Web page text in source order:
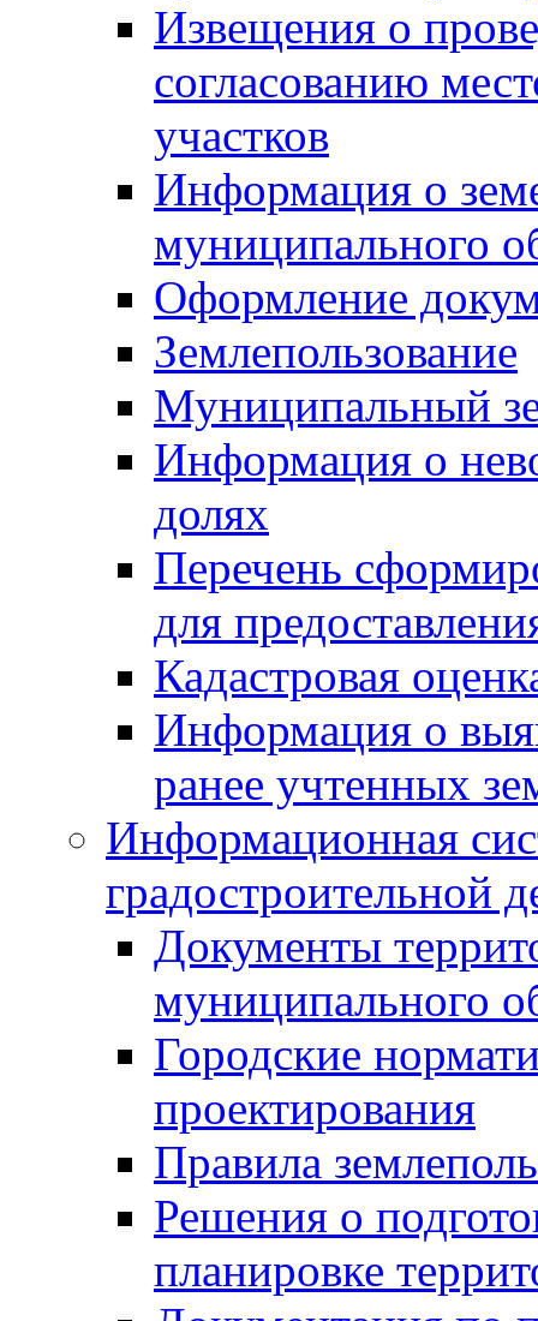
Извещения о
согласованию
участков
Информация о
муниципального
Оформление
Землепользование
Муниципальный
Информация о
долях
Перечень
для
Кадастровая
Информация о
ранее учтенных
Информационная
градостроительной
Документы
муниципального
Городские
проектирования
Правила
Решения о
планировке